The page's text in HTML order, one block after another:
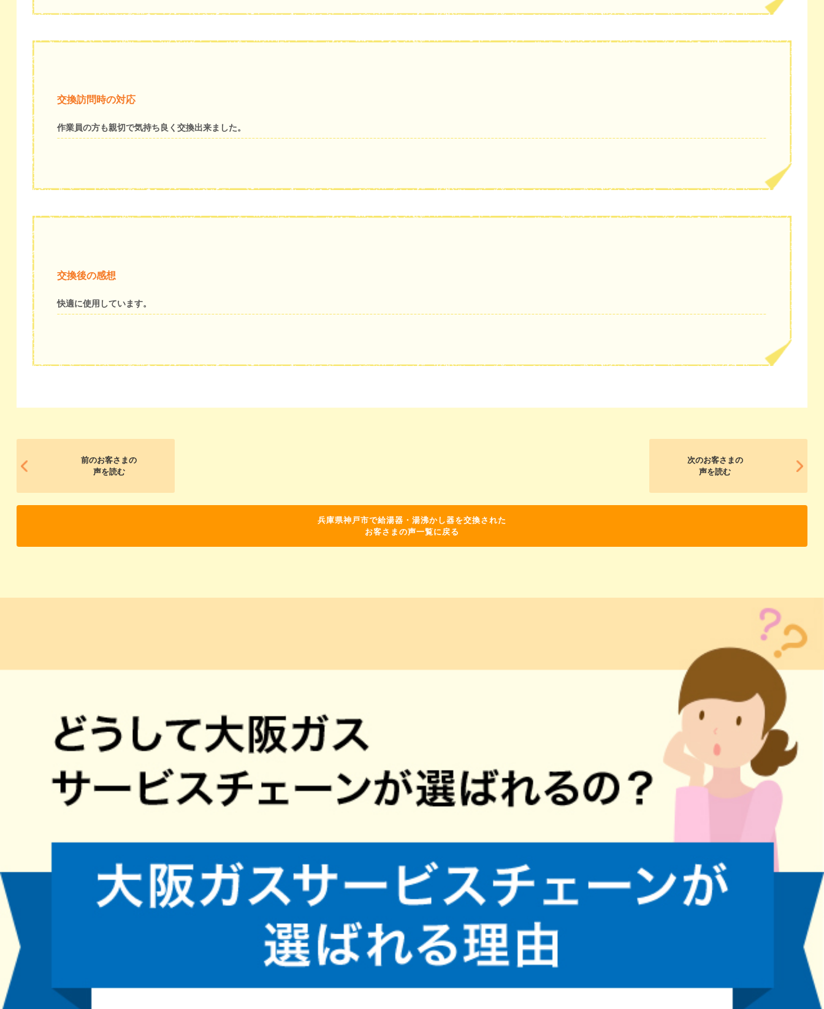
交換訪問時の対応
作業員の方も親切で気持ち良く交換出来ました。
交換後の感想
快適に使用しています。
前のお客さまの
声を読む
次のお客さまの
声を読む
兵庫県神戸市で給湯器・湯沸かし器を交換された
お客さまの声一覧に戻る